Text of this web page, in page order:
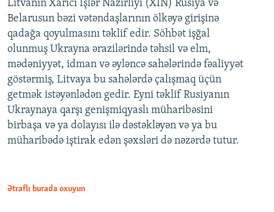
Litvanın Xarici İşlər Nazirliyi (XİN) Rusiya və
Belarusun bəzi vətəndaşlarının ölkəyə girişinə
qadağa qoyulmasını təklif edir. Söhbət işğal
olunmuş Ukrayna ərazilərində təhsil və elm,
mədəniyyət, idman və əyləncə sahələrində fəaliyyət
göstərmiş, Litvaya bu sahələrdə çalışmaq üçün
getmək istəyənlədən gedir. Eyni təklif Rusiyanın
Ukraynaya qarşı genişmiqyaslı müharibəsini
birbaşa və ya dolayısı ilə dəstəkləyən və ya bu
müharibədə iştirak edən şəxsləri də nəzərdə tutur.
Ətraflı burada oxuyun